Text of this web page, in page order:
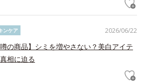
2026/06/22
ンケア
噂の商品】シミを増やさない？美白アイテ
相に迫る